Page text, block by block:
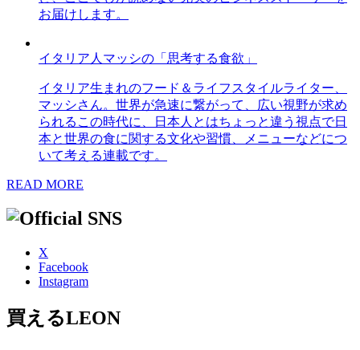
お届けします。
イタリア人マッシの「思考する食欲」
イタリア生まれのフード＆ライフスタイルライター、
マッシさん。世界が急速に繋がって、広い視野が求め
られるこの時代に、日本人とはちょっと違う視点で日
本と世界の食に関する文化や習慣、メニューなどにつ
いて考える連載です。
READ MORE
X
Facebook
Instagram
買えるLEON